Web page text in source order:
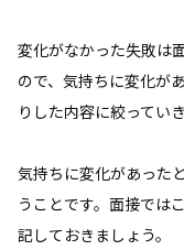
変化がなかった失敗は
ので、気持ちに変化が
りした内容に絞っていき
気持ちに変化があった
うことです。面接では
記しておきましょう。